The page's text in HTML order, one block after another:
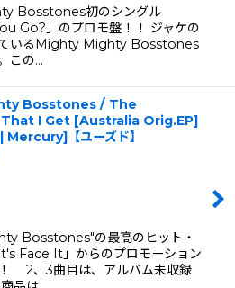
Bosstones初のシングル
Go?」のプロモ盤！！ ジャケの
ているMighty Mighty Bosstones
この…
Bosstones / The
I Get [Australia Orig.EP]
【ユーズド】
Bosstones"の最高のヒット・
Face It」からのプロモーション
2、3曲目は、アルバム未収録